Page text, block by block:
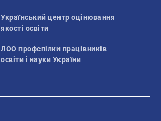
Український центр оцінювання
якості освіти
ЛОО профспілки працівників
освіти і науки України